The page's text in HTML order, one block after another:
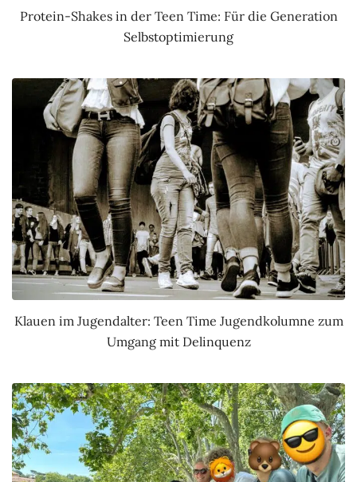
Protein-Shakes in der Teen Time: Für die Generation
Selbstoptimierung
Klauen im Jugendalter: Teen Time Jugendkolumne zum
Umgang mit Delinquenz